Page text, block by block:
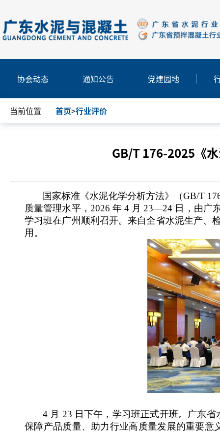
协会动态 通知公告 党建园地
当前位置 首页>行业评价
GB/T 176-2025《
国家标准《水泥化学分析方法》（GB/T
质量管理水平， 2026 年 4 月 23—24 日，由广
学习班在广州顺利召开。来自全省水泥生产、
用。
4 月 23 日下午，学习班正式开班。广东
保障产品质量、助力行业高质量发展的重要